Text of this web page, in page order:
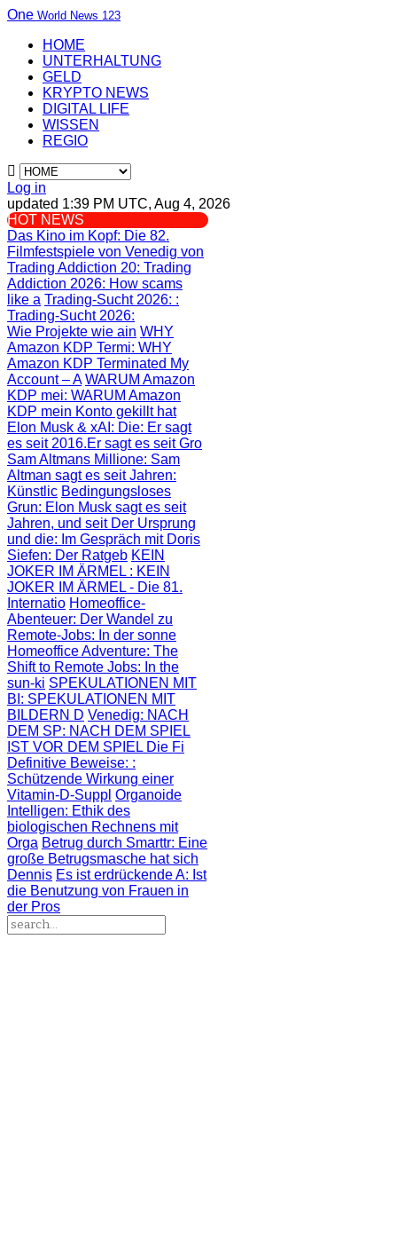
One World News 123
HOME
UNTERHALTUNG
GELD
KRYPTO NEWS
DIGITAL LIFE
WISSEN
REGIO
Log in
updated 1:39 PM UTC, Aug 4, 2026
HOT NEWS
Das Kino im Kopf: Die 82.
Filmfestspiele von Venedig von
Trading Addiction 20: Trading
Addiction 2026: How scams
like a Trading-Sucht 2026: :
Trading-Sucht 2026:
Wie Projekte wie ain WHY
Amazon KDP Termi: WHY
Amazon KDP Terminated My
Account – A WARUM Amazon
KDP mei: WARUM Amazon
KDP mein Konto gekillt hat
Elon Musk & xAI: Die: Er sagt
es seit 2016.Er sagt es seit Gro
Sam Altmans Millione: Sam
Altman sagt es seit Jahren:
Künstlic Bedingungsloses
Grun: Elon Musk sagt es seit
Jahren, und seit Der Ursprung
und die: Im Gespräch mit Doris
Siefen: Der Ratgeb KEIN
JOKER IM ÄRMEL : KEIN
JOKER IM ÄRMEL - Die 81.
Internatio Homeoffice-
Abenteuer: Der Wandel zu
Remote-Jobs: In der sonne
Homeoffice Adventure: The
Shift to Remote Jobs: In the
sun-ki SPEKULATIONEN MIT
BI : SPEKULATIONEN MIT
BILDERN D Venedig: NACH
DEM SP: NACH DEM SPIEL
IST VOR DEM SPIEL Die Fi
Definitive Beweise: :
Schützende Wirkung einer
Vitamin-D-Suppl Organoide
Intelligen: Ethik des
biologischen Rechnens mit
Orga Betrug durch Smarttr: Eine
große Betrugsmasche hat sich
Dennis Es ist erdrückende A: Ist
die Benutzung von Frauen in
der Pros